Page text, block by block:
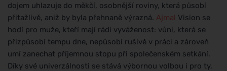
dojem uhlazuje do měkčí, osobnější roviny, která působí
přitažlivě, aniž by byla přehnaně výrazná. Ajmal Vision se
hodí pro muže, kteří mají rádi vyváženost: vůni, která se
přizpůsobí tempu dne, nepůsobí rušivě v práci a zároveň
umí zanechat příjemnou stopu při společenském setkání.
Díky své univerzálnosti se stává výbornou volbou i pro ty,